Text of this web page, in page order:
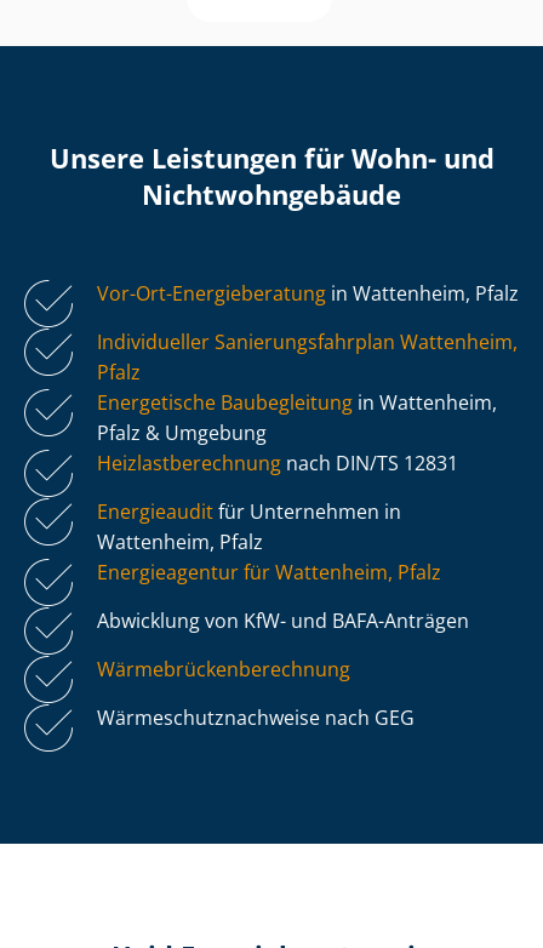
Unsere Leistungen für Wohn- und
Nicht­wohn­ge­bäu­de
Vor-Ort-Energieberatung in Wattenheim, Pfalz
Individueller Sa­nie­rungs­fahr­plan Wattenheim,
Pfalz
Energetische Baubegleitung in Wattenheim,
Pfalz & Umgebung
Heiz­last­be­rech­nung nach DIN/TS 12831
Energieauditfür Unternehmen in
Wattenheim, Pfalz
Energieagentur für Wattenheim, Pfalz
Abwicklung von KfW- und BAFA-Anträgen
Wär­me­brü­cken­be­rech­nung
Wär­me­schutz­nach­wei­se nach GEG